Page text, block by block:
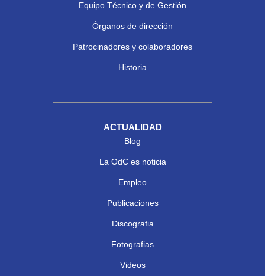
Equipo Técnico y de Gestión
Órganos de dirección
Patrocinadores y colaboradores
Historia
ACTUALIDAD
Blog
La OdC es noticia
Empleo
Publicaciones
Discografia
Fotografias
Videos